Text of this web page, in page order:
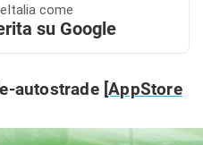
come
su Google
autostrade [AppStore